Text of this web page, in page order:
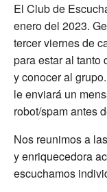
El Club de
enero del 2023.
tercer viernes de
para estar al tanto
y conocer al
le enviará un
robot/spam antes
Nos reunimos a
y enriquecedora
escuchamos